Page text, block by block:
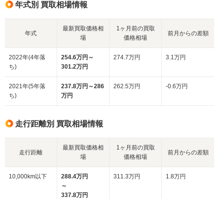
年式別 買取相場情報
年式
最新買取価格相
場
1ヶ月前の買取
価格相場
前月からの差額
2022年(4年落
ち)
254.6万円～
301.2万円
274.7万円 3.1万円
2021年(5年落
ち)
237.8万円～286
万円
262.5万円 -0.6万円
走行距離別 買取相場情報
走行距離
最新買取価格相
場
1ヶ月前の買取
価格相場
前月からの差額
10,000km以下
288.4万円
～
337.8万円
311.3万円 1.8万円